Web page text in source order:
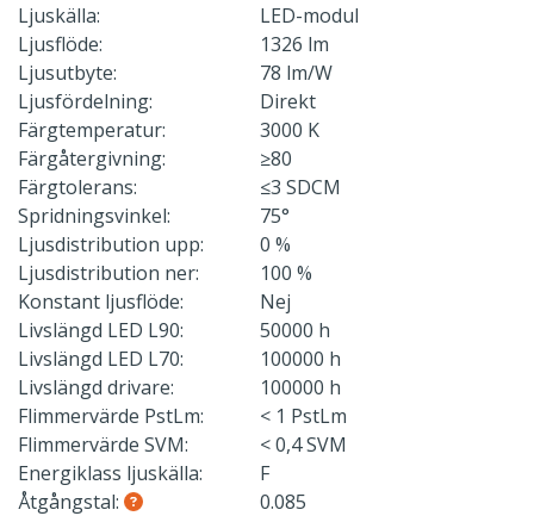
Ljuskälla:
LED-modul
Ljusflöde:
1326 lm
Ljusutbyte:
78 lm/W
Ljusfördelning:
Direkt
Färgtemperatur:
3000 K
Färgåtergivning:
≥80
Färgtolerans:
≤3 SDCM
Spridningsvinkel:
75°
Ljusdistribution upp:
0 %
Ljusdistribution ner:
100 %
Konstant ljusflöde:
Nej
Livslängd LED L90:
50000 h
Livslängd LED L70:
100000 h
Livslängd drivare:
100000 h
Flimmervärde PstLm:
< 1 PstLm
Flimmervärde SVM:
< 0,4 SVM
Energiklass ljuskälla:
F
Åtgångstal:
0.085